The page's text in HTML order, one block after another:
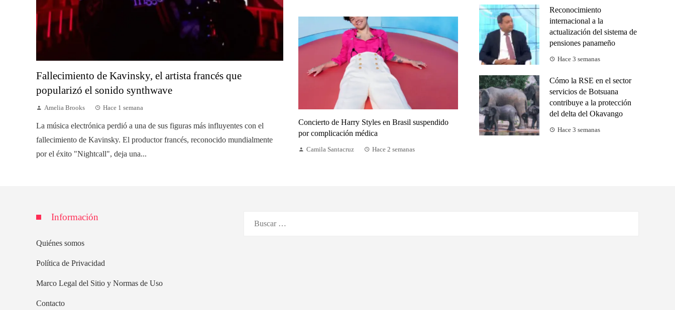
Fallecimiento de Kavinsky, el artista francés que
popularizó el sonido synthwave
Amelia Brooks Hace 1 semana
La música electrónica perdió a una de sus figuras más influyentes con el
fallecimiento de Kavinsky. El productor francés, reconocido mundialmente
por el éxito "Nightcall", deja una...
Concierto de Harry Styles en Brasil suspendido
por complicación médica
Camila Santacruz Hace 2 semanas
Reconocimiento
internacional a la
actualización del sistema de
pensiones panameño
Hace 3 semanas
Cómo la RSE en el sector
servicios de Botsuana
contribuye a la protección
del delta del Okavango
Hace 3 semanas
Información
Quiénes somos
Política de Privacidad
Marco Legal del Sitio y Normas de Uso
Contacto